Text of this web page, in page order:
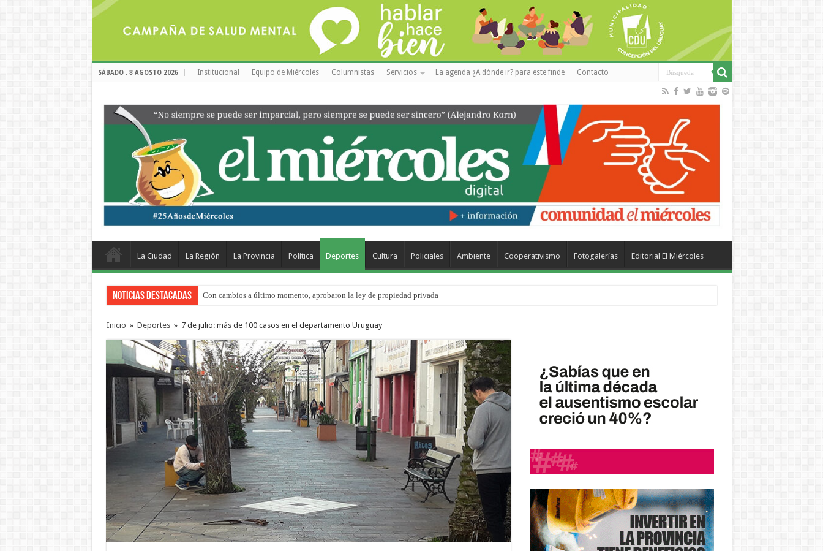
SÁBADO , 8 AGOSTO 2026 Institucional Equipo de Miércoles Columnistas Servicios La agenda ¿A dónde ir? para este finde Contacto
La Ciudad La Región La Provincia Política Deportes Cultura Policiales Ambiente Cooperativismo Fotogalerías Editorial El Miércoles
Noticias Destacadas Con cambios a último momento, aprobaron la ley de propiedad privada
Inicio » Deportes » 7 de julio: más de 100 casos en el departamento Uruguay